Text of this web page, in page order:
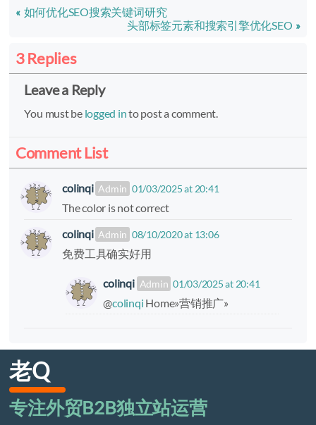
如何优化SEO搜索关键词研究
头部标签元素和搜索引擎优化SEO
3 Replies
Leave a Reply
You must be logged into post a comment.
Comment List
colinqi 01/03/2025 at 20:41
The color is not correct
colinqi
08/10/2020 at 13:06
免费工具确实好用
colinqi 01/03/2025 at 20:41
@colinqi Home»营销推广»
老Q
专注外贸B2B独立站运营